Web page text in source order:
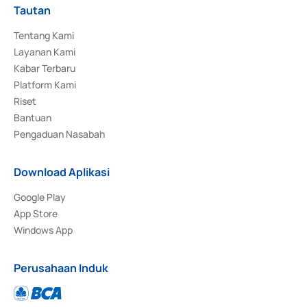
Tautan
Tentang Kami
Layanan Kami
Kabar Terbaru
Platform Kami
Riset
Bantuan
Pengaduan Nasabah
Download Aplikasi
Google Play
App Store
Windows App
Perusahaan Induk